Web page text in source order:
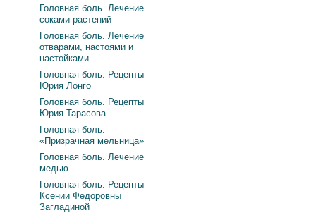
Головная боль. Лечение
соками растений
Головная боль. Лечение
отварами, настоями и
настойками
Головная боль. Рецепты
Юрия Лонго
Головная боль. Рецепты
Юрия Тарасова
Головная боль.
«Призрачная мельница»
Головная боль. Лечение
медью
Головная боль. Рецепты
Ксении Федоровны
Загладиной